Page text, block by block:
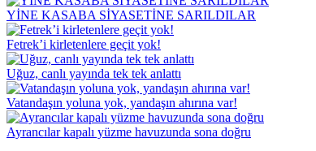
YİNE KASABA SİYASETİNE SARILDILAR
Fetrek’i kirletenlere geçit yok!
Uğuz, canlı yayında tek tek anlattı
Vatandaşın yoluna yok, yandaşın ahırına var!
Ayrancılar kapalı yüzme havuzunda sona doğru